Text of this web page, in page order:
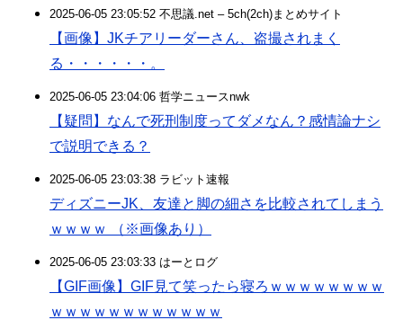
2025-06-05 23:05:52 不思議.net – 5ch(2ch)まとめサイト
【画像】JKチアリーダーさん、盗撮されまく
る・・・・・・。
2025-06-05 23:04:06 哲学ニュースnwk
【疑問】なんで死刑制度ってダメなん？感情論ナシ
で説明できる？
2025-06-05 23:03:38 ラビット速報
ディズニーJK、友達と脚の細さを比較されてしまう
ｗｗｗｗ （※画像あり）
2025-06-05 23:03:33 はーとログ
【GIF画像】GIF見て笑ったら寝ろｗｗｗｗｗｗｗｗ
ｗｗｗｗｗｗｗｗｗｗｗｗ